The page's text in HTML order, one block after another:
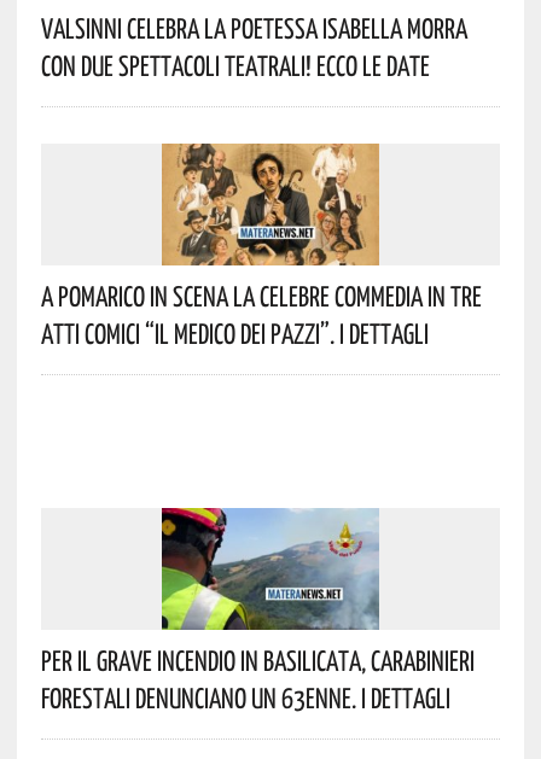
Valsinni Celebra La Poetessa Isabella Morra
Con Due Spettacoli Teatrali! Ecco Le Date
A Pomarico In Scena La Celebre Commedia In Tre
Atti Comici “Il Medico Dei Pazzi”. I Dettagli
Per Il Grave Incendio In Basilicata, Carabinieri
Forestali Denunciano Un 63enne. I Dettagli